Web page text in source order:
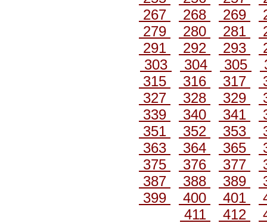
267
268 269
279
280 281
291
292 293
303
304 305
315
316 317
327
328 329
339
340 341
351
352 353
363
364 365
375
376 377
387
388 389
399
400 401
411
412